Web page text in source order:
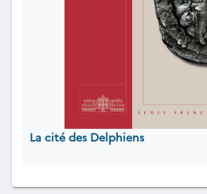
La cité des Delphiens